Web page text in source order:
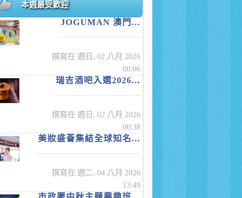
本週最受歡迎
JOGUMAN 澳門...
撰寫在 週日, 02 八月 2026
00:06
瑞吉酒吧入選2026...
撰寫在 週日, 02 八月 2026
00:38
美妝盛薈集結全球知名...
撰寫在 週二, 04 八月 2026
13:49